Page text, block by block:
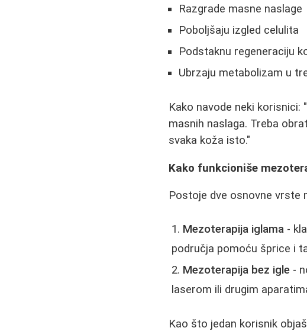
Razgrade masne naslage
Poboljšaju izgled celulita
Podstaknu regeneraciju
Ubrzaju metabolizam u
Kako navode neki
masnih naslaga. Treba
svaka koža isto."
Kako funkcioniše
Postoje dve osnovne vrste
Mezoterapija iglama -
područja pomoću šprice i
Mezoterapija bez igle -
laserom ili drugim
Kao što jedan korisnik